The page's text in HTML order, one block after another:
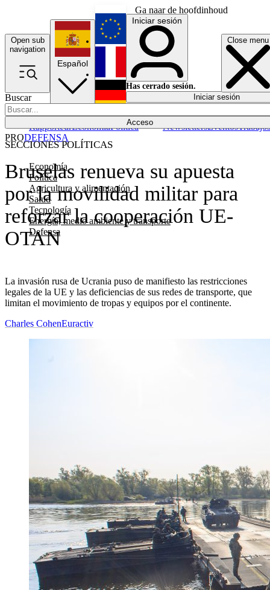
Ga naar de hoofdinhoud
Open sub
navigation
Close menu
Buscar
Acceso
SECCIONES POLÍTICAS
Economía
Política
Agricultura y alimentación
Salud
Tecnología
Energía, medio ambiente y transporte
Defensa
RapporteurEconomíaPolítica NewslettersEventosTrabajos
Español
English
Français
Iniciar sesión
Has cerrado sesión.
Iniciar sesión
Bruselas renueva su apuesta
por la movilidad militar para
reforzar la cooperación UE-
OTAN
La invasión rusa de Ucrania puso de manifiesto las restricciones
legales de la UE y las deficiencias de sus redes de transporte, que
limitan el movimiento de tropas y equipos por el continente.
PRODEFENSA
Charles CohenEuractiv